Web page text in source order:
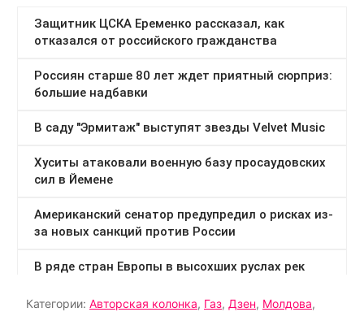
Категории: Авторская колонка, Газ, Дзен, Молдова,